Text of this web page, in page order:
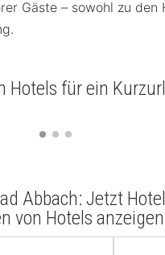
Gäste – sowohl zu den
Hotels für ein
Abbach: Jetzt
von Hotels